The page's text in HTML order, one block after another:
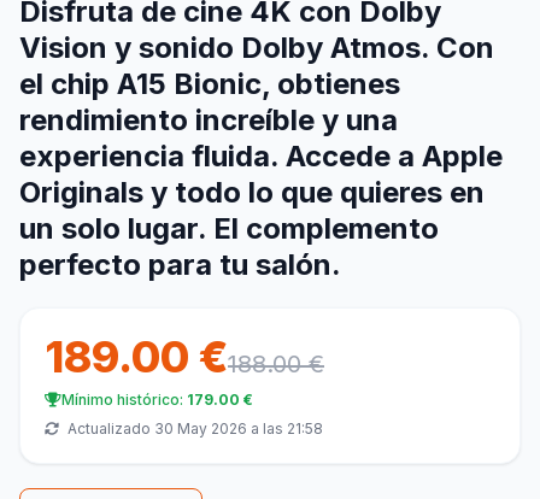
Disfruta de cine 4K con Dolby
Vision y sonido Dolby Atmos. Con
el chip A15 Bionic, obtienes
rendimiento increíble y una
experiencia fluida. Accede a Apple
Originals y todo lo que quieres en
un solo lugar. El complemento
perfecto para tu salón.
189.00 €188.00 €
Mínimo histórico: 179.00 €
Actualizado 30 May 2026 a las 21:58